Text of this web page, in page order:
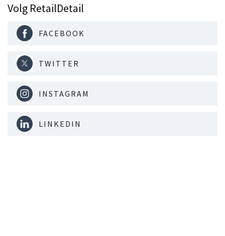
Volg RetailDetail
FACEBOOK
TWITTER
INSTAGRAM
LINKEDIN